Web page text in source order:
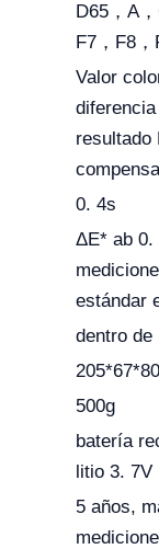
D65，A
F7，F8
Valor
resultado
0. 4s
ΔE* ab 0.
estándar
dentro de
500g
batería
litio 3. 7V
5 años,